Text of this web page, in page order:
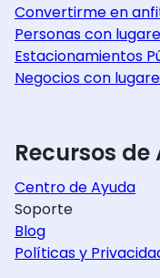
Convertirme en
Personas con
Estacionamientos
Negocios con
Recursos de
Centro de Ayuda
Soporte
Blog
Políticas y